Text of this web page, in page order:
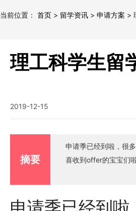
当前位置： 首页 > 留学资讯 > 申请方案 >
理工科学生
2019-12-15
摘要
申请季已经到啦，很
喜收到offer的宝宝们